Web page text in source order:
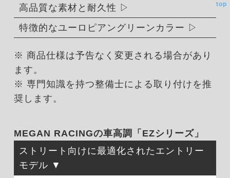
高品質な素材と耐久性
特徴的なユーロピアングリーンカラー
※ 商品仕様は予告なく変更される場合があり
ます。
※ 専門知識を持つ整備士による取り付けを推
奨します。
MEGAN RACINGの車高調「EZシリーズ」
ストリート向けに最適化されたエントリー
モデル
top